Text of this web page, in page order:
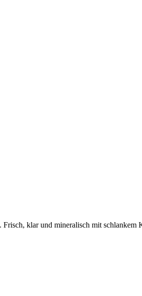
klar und mineralisch mit